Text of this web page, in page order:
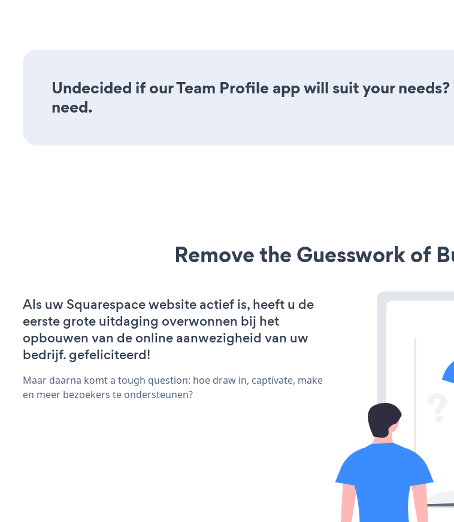
Undecided if our Team Profile app will suit your
need.
Remove the Guesswork of
Als uw Squarespace website actief is, heeft u de
eerste grote uitdaging overwonnen bij het
opbouwen van de online aanwezigheid van uw
bedrijf. gefeliciteerd!
Maar daarna komt a tough question: hoe draw in, captivate, make
en meer bezoekers te ondersteunen?